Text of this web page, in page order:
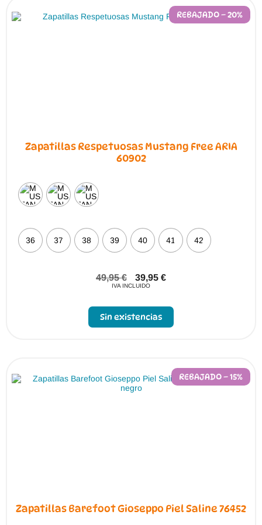
se
pueden
elegir
REBAJADO – 20%
Zapatillas Respetuosas Mustang Free ARIA
60902
36 37 38 39 40 41 42
49,95€ 39,95 €
IVA INCLUIDO
Sin existencias
REBAJADO – 15%
Zapatillas Barefoot Gioseppo Piel Saline 76452